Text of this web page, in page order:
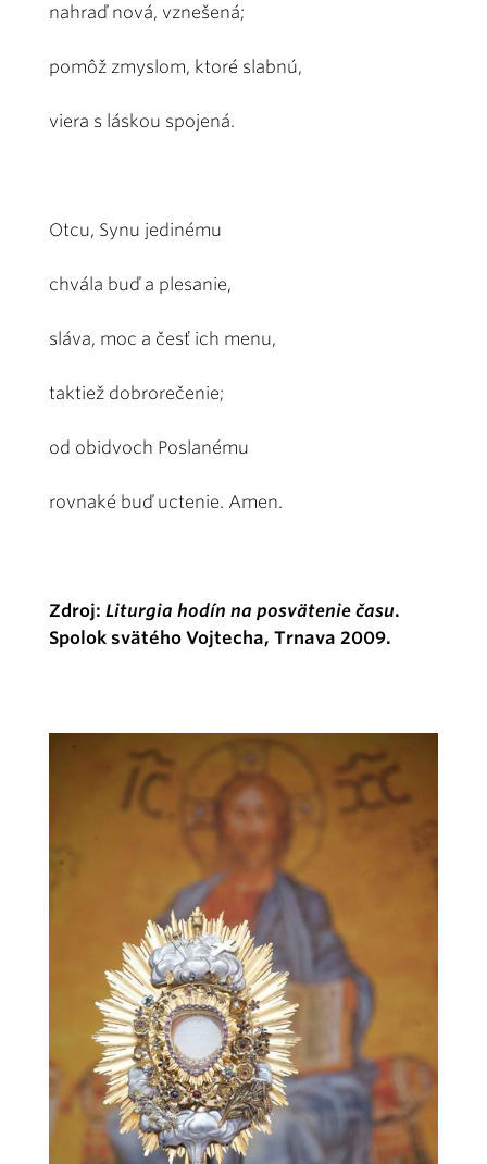
nahraď nová, vznešená;
pomôž zmyslom, ktoré slabnú,
viera s láskou spojená.
Otcu, Synu jedinému
chvála buď a plesanie,
sláva, moc a česť ich menu,
taktiež dobrorečenie;
od obidvoch Poslanému
rovnaké buď uctenie. Amen.
Zdroj: Liturgia hodín na posvätenie času.
Spolok svätého Vojtecha, Trnava 2009.